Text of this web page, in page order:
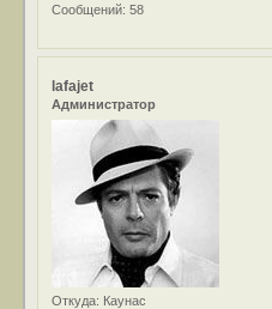
Сообщений: 58
lafajet
Администратор
Откуда: Каунас